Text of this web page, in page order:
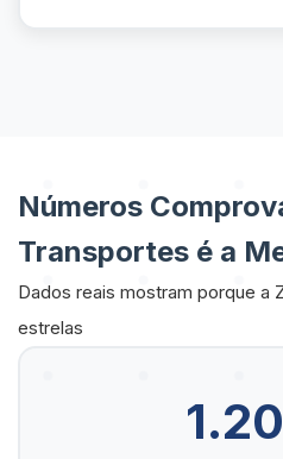
Números
Transportes é a
Dados reais mostram porque a
estrelas